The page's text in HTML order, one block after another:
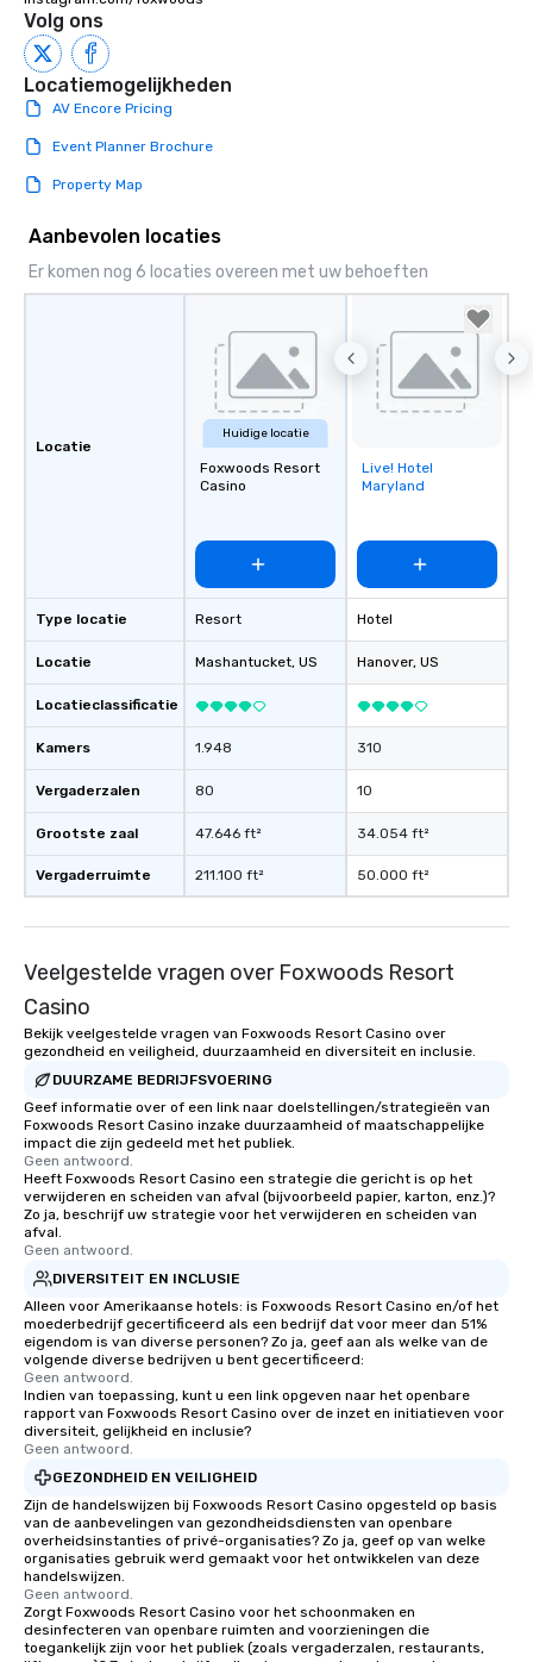
Volg ons
Locatiemogelijkheden
AV Encore Pricing
Event Planner Brochure
Property Map
Aanbevolen locaties
Er komen nog 6 locaties overeen met uw behoeften
Locatie
Type locatie
Locatie
Locatieclassificatie
Kamers
Vergaderzalen
Grootste zaal
Vergaderruimte
Huidige locatie
Foxwoods Resort
Casino
Resort
Mashantucket, US
1.948
80
47.646 ft²
211.100 ft²
Removed from
favorites
Live! Hotel
Maryland
Hotel
Hanover, US
310
10
34.054 ft²
50.000 ft²
Veelgestelde vragen over Foxwoods Resort
Casino
Bekijk veelgestelde vragen van Foxwoods Resort Casino over
gezondheid en veiligheid, duurzaamheid en diversiteit en inclusie.
DUURZAME BEDRIJFSVOERING
Geef informatie over of een link naar doelstellingen/strategieën van
Foxwoods Resort Casino inzake duurzaamheid of maatschappelijke
impact die zijn gedeeld met het publiek.
Geen antwoord.
Heeft Foxwoods Resort Casino een strategie die gericht is op het
verwijderen en scheiden van afval (bijvoorbeeld papier, karton, enz.)?
Zo ja, beschrijf uw strategie voor het verwijderen en scheiden van
afval.
Geen antwoord.
DIVERSITEIT EN INCLUSIE
Alleen voor Amerikaanse hotels: is Foxwoods Resort Casino en/of het
moederbedrijf gecertificeerd als een bedrijf dat voor meer dan 51%
eigendom is van diverse personen? Zo ja, geef aan als welke van de
volgende diverse bedrijven u bent gecertificeerd:
Geen antwoord.
Indien van toepassing, kunt u een link opgeven naar het openbare
rapport van Foxwoods Resort Casino over de inzet en initiatieven voor
diversiteit, gelijkheid en inclusie?
Geen antwoord.
GEZONDHEID EN VEILIGHEID
Zijn de handelswijzen bij Foxwoods Resort Casino opgesteld op basis
van de aanbevelingen van gezondheidsdiensten van openbare
overheidsinstanties of privé-organisaties? Zo ja, geef op van welke
organisaties gebruik werd gemaakt voor het ontwikkelen van deze
handelswijzen.
Geen antwoord.
Zorgt Foxwoods Resort Casino voor het schoonmaken en
desinfecteren van openbare ruimten and voorzieningen die
toegankelijk zijn voor het publiek (zoals vergaderzalen, restaurants,